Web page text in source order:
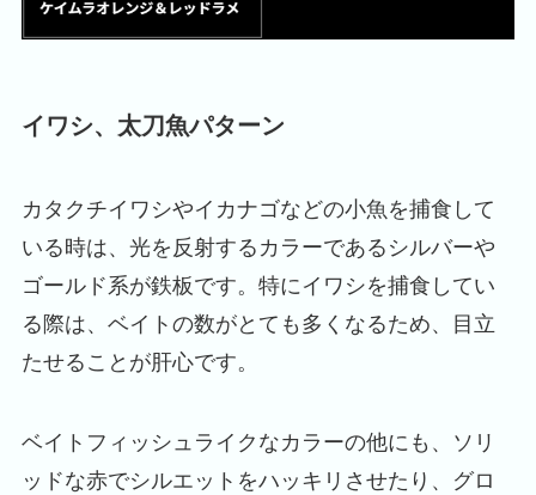
イワシ、太刀魚パターン
カタクチイワシやイカナゴなどの小魚を捕食して
いる時は、光を反射するカラーであるシルバーや
ゴールド系が鉄板です。特にイワシを捕食してい
る際は、ベイトの数がとても多くなるため、目立
たせることが肝心です。
ベイトフィッシュライクなカラーの他にも、ソリ
ッドな赤でシルエットをハッキリさせたり、グロ